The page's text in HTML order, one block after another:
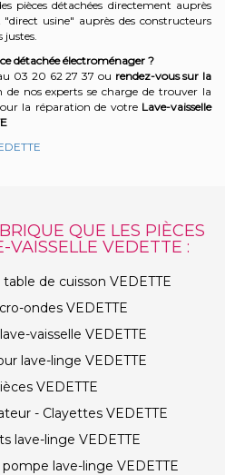
pièces détachées directement auprès
usine" auprès des constructeurs
justes.
détachée électroménager ?
u 03 20 62 27 37 ou rendez-vous sur la
de nos experts se charge de trouver la
la réparation de votre Lave-vaisselle
QUE LES PIÈCES
VAISSELLE VEDETTE :
de cuisson VEDETTE
ondes VEDETTE
vaisselle VEDETTE
lave-linge VEDETTE
VEDETTE
- Clayettes VEDETTE
lave-linge VEDETTE
lave-linge VEDETTE